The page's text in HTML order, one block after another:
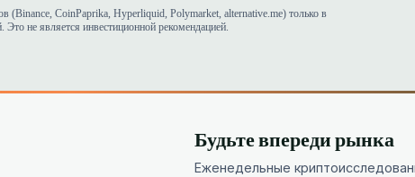
(Binance, CoinPaprika, Hyperliquid, Polymarket, alternative.me) только в
не является инвестиционной рекомендацией.
Будьте впереди рынка
Еженедельные